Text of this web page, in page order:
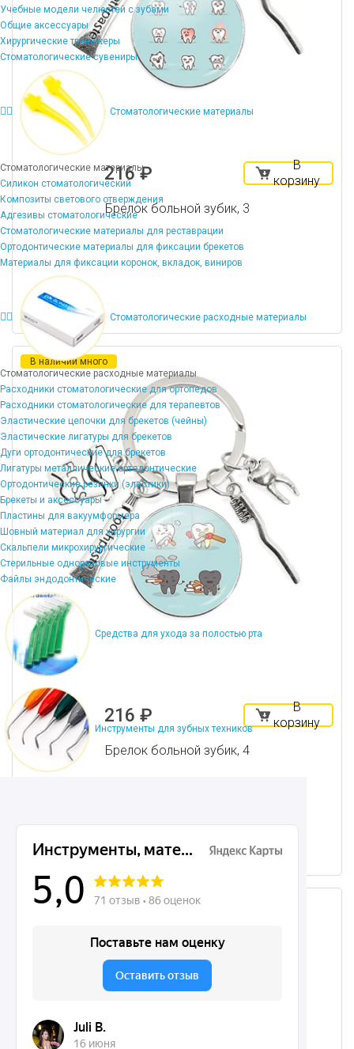
Учебные модели челюстей с зубами
Общие аксессуары
Хирургические тренажеры
Стоматологические сувениры
Стоматологические материалы
Стоматологические материалы
Силикон стоматологический
Композиты светового отверждения
Адгезивы стоматологические
Стоматологические материалы для реставрации
Ортодонтические материалы для фиксации брекетов
Материалы для фиксации коронок, вкладок, виниров
Стоматологические расходные материалы
Стоматологические расходные материалы
Расходники стоматологические для ортопедов
Расходники стоматологические для терапевтов
Эластические цепочки для брекетов (чейны)
Эластические лигатуры для брекетов
Дуги ортодонтические для брекетов
Лигатуры металлические ортодонтические
Ортодонтические резинки (эластики)
Брекеты и аксессуары
Пластины для вакуумформера
Шовный материал для хирургии
Скальпели микрохирургические
Стерильные одноразовые инструменты
Файлы эндодонтические
Средства для ухода за полостью рта
Инструменты для зубных техников
216 ₽
В
корзину
Брелок больной зубик, 3
В наличии много
216 ₽
В
корзину
Брелок больной зубик, 4
В наличии много